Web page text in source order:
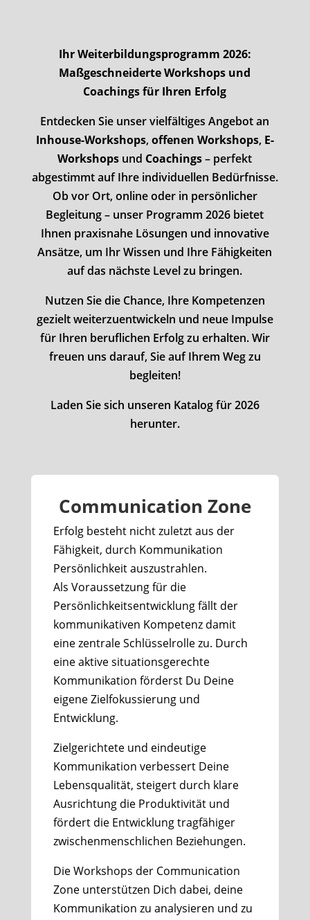
Ihr Weiterbildungsprogramm 2026:
Maßgeschneiderte Workshops und
Coachings für Ihren Erfolg
Entdecken Sie unser vielfältiges Angebot an
Inhouse-Workshops,offenen Workshops, E-
Workshops und Coachings– perfekt
abgestimmt auf Ihre individuellen Bedürfnisse.
Ob vor Ort, online oder in persönlicher
Begleitung – unser Programm 2026 bietet
Ihnen praxisnahe Lösungen und innovative
Ansätze, um Ihr Wissen und Ihre Fähigkeiten
auf das nächste Level zu bringen.
Nutzen Sie die Chance, Ihre Kompetenzen
gezielt weiterzuentwickeln und neue Impulse
für Ihren beruflichen Erfolg zu erhalten. Wir
freuen uns darauf, Sie auf Ihrem Weg zu
begleiten!
Laden Sie sich unseren Katalog für 2026
herunter.
Communication Zone
Erfolg besteht nicht zuletzt aus der
Fähigkeit, durch Kommunikation
Persönlichkeit auszustrahlen.
Als Voraussetzung für die
Persönlichkeitsentwicklung fällt der
kommunikativen Kompetenz damit
eine zentrale Schlüsselrolle zu. Durch
eine aktive situationsgerechte
Kommunikation förderst Du Deine
eigene Zielfokussierung und
Entwicklung.
Zielgerichtete und eindeutige
Kommunikation verbessert Deine
Lebensqualität, steigert durch klare
Ausrichtung die Produktivität und
fördert die Entwicklung tragfähiger
zwischenmenschlichen Beziehungen.
Die Workshops der Communication
Zone unterstützen Dich dabei, deine
Kommunikation zu analysieren und zu